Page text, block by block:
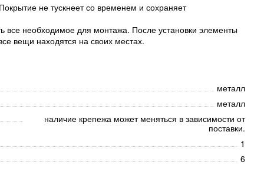
не тускнеет со временем и сохраняет
все необходимое для монтажа. После установки элементы
вещи находятся на своих местах.
металл
металл
наличие крепежа может меняться в зависимости от
поставки.
1
6